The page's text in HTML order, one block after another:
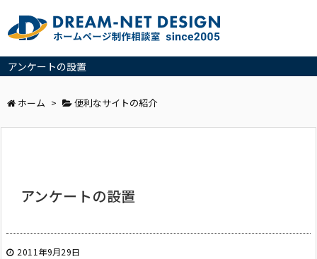
アンケートの設置
ホーム > 便利なサイトの紹介
アンケートの設置
2011年9月29日